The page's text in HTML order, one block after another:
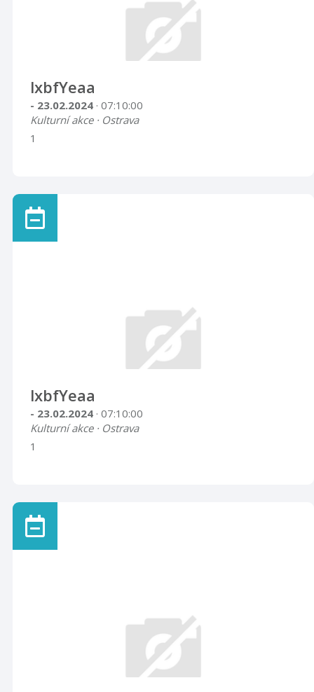
lxbfYeaa
- 23.02.2024 · 07:10:00
Kulturní akce · Ostrava
1
lxbfYeaa
- 23.02.2024 · 07:10:00
Kulturní akce · Ostrava
1